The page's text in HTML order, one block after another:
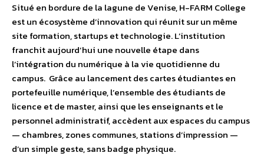
Situé en bordure de la lagune de Venise, H-FARM College
est un écosystème d’innovation qui réunit sur un même
site formation, startups et technologie. L’institution
franchit aujourd’hui une nouvelle étape dans
l’intégration du numérique à la vie quotidienne du
campus. Grâce au lancement des cartes étudiantes en
portefeuille numérique, l’ensemble des étudiants de
licence et de master, ainsi que les enseignants et le
personnel administratif, accèdent aux espaces du campus
— chambres, zones communes, stations d’impression —
d’un simple geste, sans badge physique.